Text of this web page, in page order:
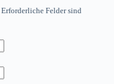
Erforderliche Felder sind